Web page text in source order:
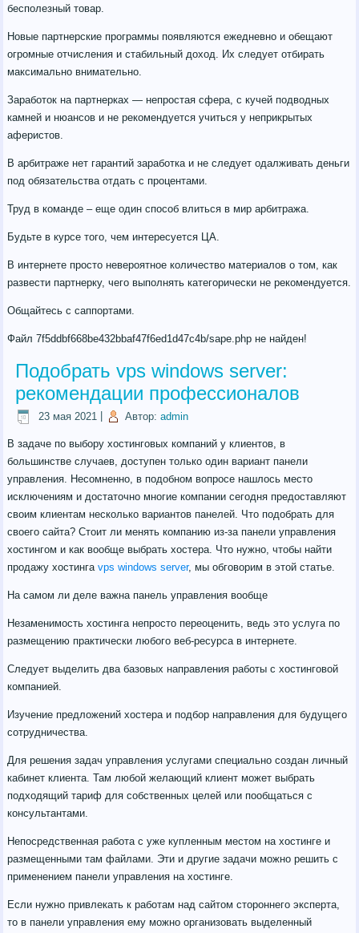
бесполезный товар.
Новые партнерские программы появляются ежедневно и обещают
огромные отчисления и стабильный доход. Их следует отбирать
максимально внимательно.
Заработок на партнерках — непростая сфера, с кучей подводных
камней и нюансов и не рекомендуется учиться у неприкрытых
аферистов.
В арбитраже нет гарантий заработка и не следует одалживать деньги
под обязательства отдать с процентами.
Труд в команде – еще один способ влиться в мир арбитража.
Будьте в курсе того, чем интересуется ЦА.
В интернете просто невероятное количество материалов о том, как
развести партнерку, чего выполнять категорически не рекомендуется.
Общайтесь с саппортами.
Файл 7f5ddbf668be432bbaf47f6ed1d47c4b/sape.php не найден!
Подобрать vps windows server:
рекомендации профессионалов
23 мая 2021 Автор: admin
В задаче по выбору хостинговых компаний у клиентов, в
большинстве случаев, доступен только один вариант панели
управления. Несомненно, в подобном вопросе нашлось место
исключениям и достаточно многие компании сегодня предоставляют
своим клиентам несколько вариантов панелей. Что подобрать для
своего сайта? Стоит ли менять компанию из-за панели управления
хостингом и как вообще выбрать хостера. Что нужно, чтобы найти
продажу хостингаvps windows server, мы обговорим в этой статье.
На самом ли деле важна панель управления вообще
Незаменимость хостинга непросто переоценить, ведь это услуга по
размещению практически любого веб-ресурса в интернете.
Следует выделить два базовых направления работы с хостинговой
компанией.
Изучение предложений хостера и подбор направления для будущего
сотрудничества.
Для решения задач управления услугами специально создан личный
кабинет клиента. Там любой желающий клиент может выбрать
подходящий тариф для собственных целей или пообщаться с
консультантами.
Непосредственная работа с уже купленным местом на хостинге и
размещенными там файлами. Эти и другие задачи можно решить с
применением панели управления на хостинге.
Если нужно привлекать к работам над сайтом стороннего эксперта,
то в панели управления ему можно организовать выделенный